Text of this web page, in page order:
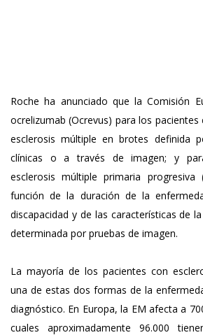
Roche ha anunciado que la Comisión
ocrelizumab (Ocrevus) para los
esclerosis múltiple en brotes definida
clínicas o a través de imagen; y
esclerosis múltiple primaria progresiva
función de la duración de la
discapacidad y de las características de
determinada por pruebas de imagen.
La mayoría de los pacientes con
una de estas dos formas de la
diagnóstico. En Europa, la EM afecta a
cuales aproximadamente 96.000